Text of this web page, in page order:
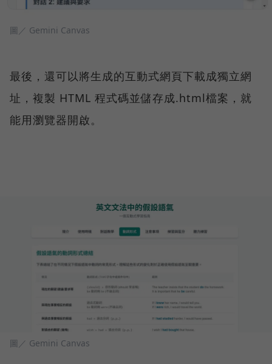
圖／ Gemini Canvas
最後，還可以將生成的互動式網頁下載成獨立網
址，複製 HTML 程式碼並儲存成.html檔案，就
能用瀏覽器開啟。
圖／ Gemini Canvas